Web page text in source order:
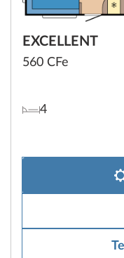
EXCELLENT
560 CFe
4